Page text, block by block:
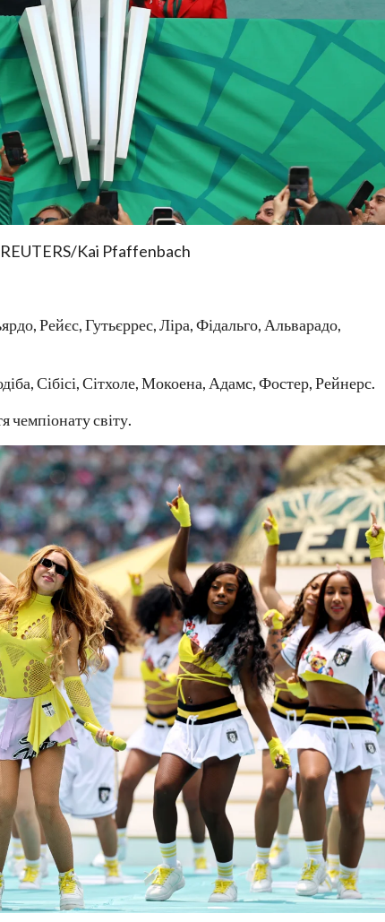
REUTERS/Kai Pfaffenbach
Рейєс, Гутьєррес, Ліра, Фідальго, Альварадо,
Сібісі, Сітхоле, Мокоена, Адамс, Фостер, Рейнерс.
чемпіонату світу.